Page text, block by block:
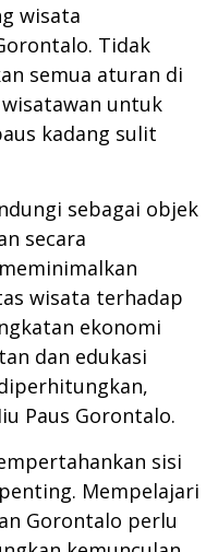
wisata
Tidak
semua aturan di
untuk
kadang sulit
sebagai objek
secara
wisata terhadap
ekonomi
dan edukasi
Paus Gorontalo.
sisi
Mempelajari
Gorontalo perlu